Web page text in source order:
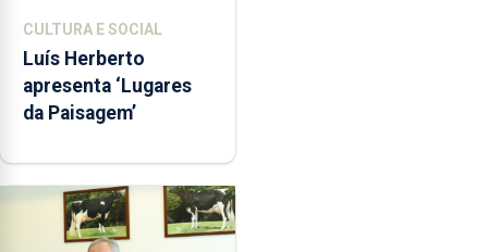
CULTURA E SOCIAL
Luís Herberto
apresenta ‘Lugares
da Paisagem’